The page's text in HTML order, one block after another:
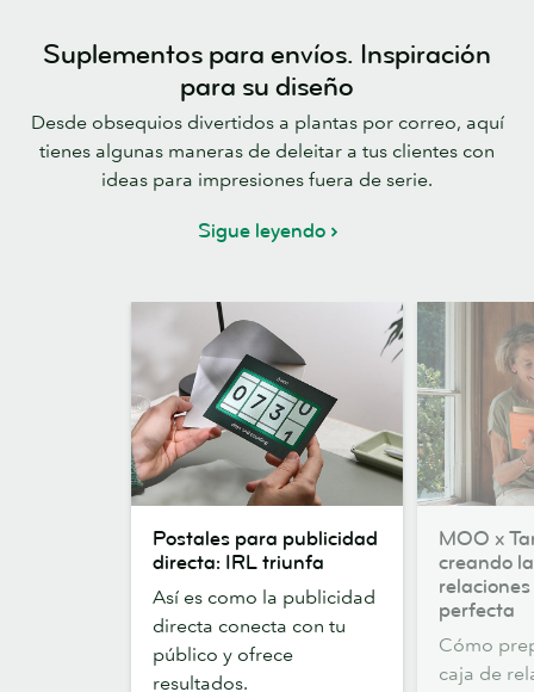
Suplementos para envíos. Inspiración
para su diseño
Desde obsequios divertidos a plantas por correo, aquí
tienes algunas maneras de deleitar a tus clientes con
ideas para impresiones fuera de serie.
Sigue leyendo
para
publicidad
directa:
IRL
triunfa
Postales para publicidad
directa: IRL triunfa
Así es como la publicidad
directa conecta con tu
público y ofrece
resultados.
Tara
Wigley:
creando
MOO x
creando
perfecta
Cómo
caja de